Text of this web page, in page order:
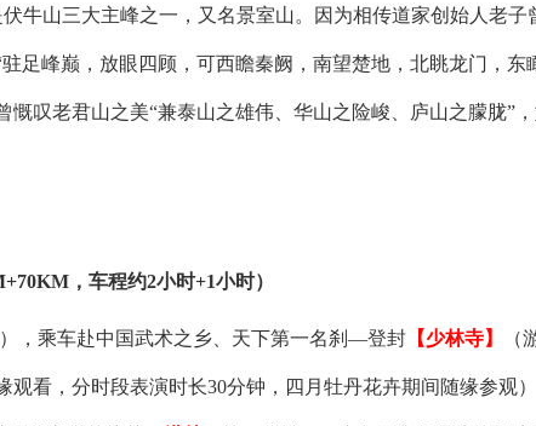
牛山三大主峰之一，又名景室山。因为相传道家创始人老子
足峰巅，放眼四顾，可西瞻秦阙，南望楚地，北眺龙门，东
叹老君山之美“兼泰山之雄伟、华山之险峻、庐山之朦胧”
，车程约2小时+1小时）
，乘车赴中国武术之乡、天下第一名刹—登封 【少林寺】 （
观看，分时段表演时长30分钟，四月牡丹花卉期间随缘参观